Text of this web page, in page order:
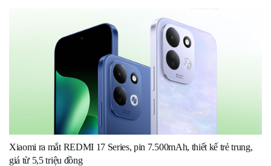
Xiaomi ra mắt REDMI 17 Series, pin 7.500mAh, thiết kế trẻ trung,
giá từ 5,5 triệu đồng